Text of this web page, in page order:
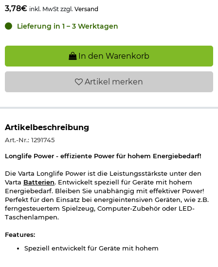
3,78€ inkl. MwSt zzgl. Versand
Lieferung in 1 – 3 Werktagen
In den Warenkorb
Artikel merken
Artikelbeschreibung
Art.-Nr.: 1291745
Longlife Power - effiziente Power für hohem Energiebedarf!
Die Varta Longlife Power ist die Leistungsstärkste unter den
Varta Batterien. Entwickelt speziell für Geräte mit hohem
Energiebedarf. Bleiben Sie unabhängig mit effektiver Power!
Perfekt für den Einsatz bei energieintensiven Geräten, wie z.B.
ferngesteuertem Spielzeug, Computer-Zubehör oder LED-
Taschenlampen.
Features:
Speziell entwickelt für Geräte mit hohem